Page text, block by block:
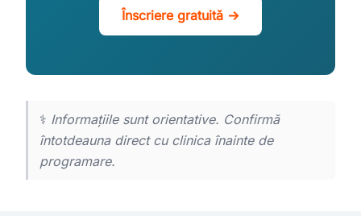
Înscriere gratuită →
⚕️ Informațiile sunt orientative. Confirmă
întotdeauna direct cu clinica înainte de
programare.